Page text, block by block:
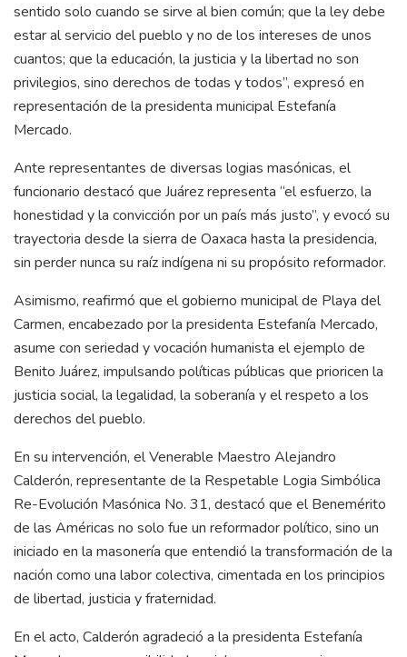
sentido solo cuando se sirve al bien común; que la ley debe
estar al servicio del pueblo y no de los intereses de unos
cuantos; que la educación, la justicia y la libertad no son
privilegios, sino derechos de todas y todos”, expresó en
representación de la presidenta municipal Estefanía
Mercado.
Ante representantes de diversas logias masónicas, el
funcionario destacó que Juárez representa “el esfuerzo, la
honestidad y la convicción por un país más justo”, y evocó su
trayectoria desde la sierra de Oaxaca hasta la presidencia,
sin perder nunca su raíz indígena ni su propósito reformador.
Asimismo, reafirmó que el gobierno municipal de Playa del
Carmen, encabezado por la presidenta Estefanía Mercado,
asume con seriedad y vocación humanista el ejemplo de
Benito Juárez, impulsando políticas públicas que prioricen la
justicia social, la legalidad, la soberanía y el respeto a los
derechos del pueblo.
En su intervención, el Venerable Maestro Alejandro
Calderón, representante de la Respetable Logia Simbólica
Re-Evolución Masónica No. 31, destacó que el Benemérito
de las Américas no solo fue un reformador político, sino un
iniciado en la masonería que entendió la transformación de la
nación como una labor colectiva, cimentada en los principios
de libertad, justicia y fraternidad.
En el acto, Calderón agradeció a la presidenta Estefanía